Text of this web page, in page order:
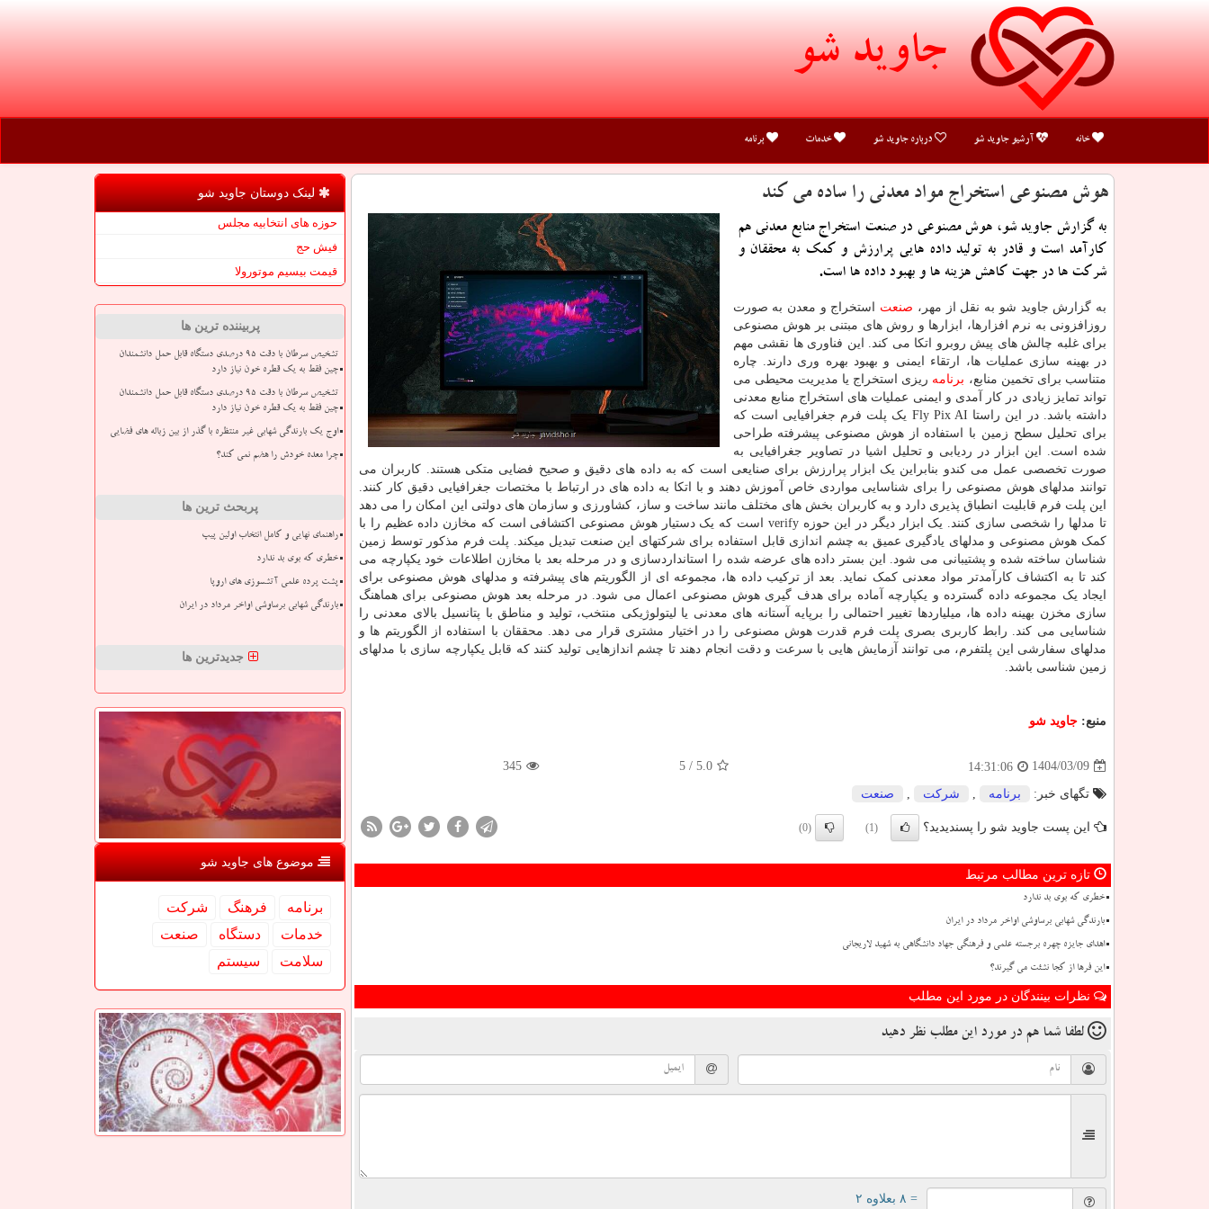
جاوید شو
خانه آرشیو جاوید شو درباره جاوید شو خدمات برنامه
هوش مصنوعی استخراج مواد معدنی را ساده می کند
به گزارش جاوید شو، هوش مصنوعی در صنعت استخراج منابع معدنی هم
کارآمد است و قادر به تولید داده هایی پرارزش و کمک به محققان و
شرکت ها در جهت کاهش هزینه ها و بهبود داده ها است.
به گزارش جاوید شو به نقل از مهر، صنعت استخراج و معدن به صورت
روزافزونی به نرم افزارها، ابزارها و روش های مبتنی بر هوش مصنوعی
برای غلبه چالش های پیش روبرو اتکا می کند. این فناوری ها نقشی مهم
در بهینه سازی عملیات ها، ارتقاء ایمنی و بهبود بهره وری دارند. چاره
متناسب برای تخمین منابع، برنامه ریزی استخراج یا مدیریت محیطی می
تواند تمایز زیادی در کار آمدی و ایمنی عملیات های استخراج منابع معدنی
داشته باشد. در این راستا Fly Pix AI یک پلت فرم جغرافیایی است که
برای تحلیل سطح زمین با استفاده از هوش مصنوعی پیشرفته طراحی
شده است. این ابزار در ردیابی و تحلیل اشیا در تصاویر جغرافیایی به
صورت تخصصی عمل می کندو بنابراین یک ابزار پرارزش برای صنایعی است که به داده های دقیق و صحیح فضایی متکی هستند. کاربران می
توانند مدلهای هوش مصنوعی را برای شناسایی مواردی خاص آموزش دهند و با اتکا به داده های در ارتباط با مختصات جغرافیایی دقیق کار کنند.
این پلت فرم قابلیت انطباق پذیری دارد و به کاربران بخش های مختلف مانند ساخت و ساز، کشاورزی و سازمان های دولتی این امکان را می دهد
تا مدلها را شخصی سازی کنند. یک ابزار دیگر در این حوزه verify است که یک دستیار هوش مصنوعی اکتشافی است که مخازن داده عظیم را با
کمک هوش مصنوعی و مدلهای یادگیری عمیق به چشم اندازی قابل استفاده برای شرکتهای این صنعت تبدیل میکند. پلت فرم مذکور توسط زمین
شناسان ساخته شده و پشتیبانی می شود. این بستر داده های عرضه شده را استانداردسازی و در مرحله بعد با مخازن اطلاعات خود یکپارچه می
کند تا به اکتشاف کارآمدتر مواد معدنی کمک نماید. بعد از ترکیب داده ها، مجموعه ای از الگوریتم های پیشرفته و مدلهای هوش مصنوعی برای
ایجاد یک مجموعه داده گسترده و یکپارچه آماده برای هدف گیری هوش مصنوعی اعمال می شود. در مرحله بعد هوش مصنوعی برای هماهنگ
سازی مخزن بهینه داده ها، میلیاردها تغییر احتمالی را برپایه آستانه های معدنی یا لیتولوژیکی منتخب، تولید و مناطق با پتانسیل بالای معدنی را
شناسایی می کند. رابط کاربری بصری پلت فرم قدرت هوش مصنوعی را در اختیار مشتری قرار می دهد. محققان با استفاده از الگوریتم ها و
مدلهای سفارشی این پلتفرم، می توانند آزمایش هایی با سرعت و دقت انجام دهند تا چشم اندازهایی تولید کنند که قابل یکپارچه سازی با مدلهای
زمین شناسی باشد.
منبع: جاوید شو
1404/03/09
14:31:06
5.0
/ 5
345
تگهای خبر: برنامه شركت صنعت
این پست جاوید شو را پسندیدید؟ (1)
(0)
تازه ترین مطالب مرتبط
خطری که بوی بد ندارد
بارندگی شهابی برساوشی اواخر مرداد در ایران
اهدای جایزه چهره برجسته علمی و فرهنگی جهاد دانشگاهی به شهید لاریجانی
این فرها از کجا نشئت می گیرند؟
نظرات بینندگان در مورد این مطلب
لطفا شما هم در مورد این مطلب نظر دهید
= ۸ بعلاوه ۲
لینک دوستان جاوید شو
حوزه های انتخابیه مجلس
فیش حج
قیمت بیسیم موتورولا
پربیننده ترین ها
تشخیص سرطان با دقت ۹۵ درصدی دستگاه قابل حمل دانشمندان
چین فقط به یک قطره خون نیاز دارد
تشخیص سرطان با دقت ۹۵ درصدی دستگاه قابل حمل دانشمندان
چین فقط به یک قطره خون نیاز دارد
اوج یک بارندگی شهابی غیر منتظره با گذر از بین زباله های فضایی
چرا معده خودش را هضم نمی کند؟
پربحث ترین ها
راهنمای نهایی و کامل انتخاب اولین پیپ
خطری که بوی بد ندارد
پشت پرده علمی آتشسوزی های اروپا
بارندگی شهابی برساوشی اواخر مرداد در ایران
جدیدترین ها
موضوع های جاوید شو
برنامه فرهنگ
شركت
خدمات
دستگاه
صنعت
سلامت
سیستم